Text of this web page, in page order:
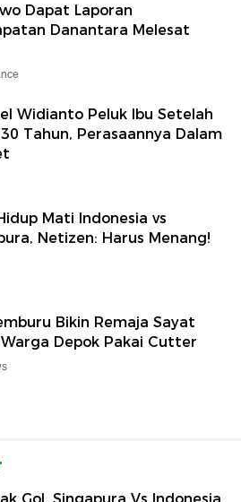
Dapat Laporan
Danantara Melesat
Widianto Peluk Ibu Setelah
Tahun, Perasaannya Dalam
Mati Indonesia vs
Netizen: Harus Menang!
Bikin Remaja Sayat
Depok Pakai Cutter
Gol, Singapura Vs Indonesia